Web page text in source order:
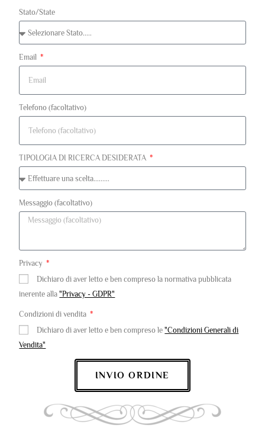
Stato/State
Email
Telefono (facoltativo)
TIPOLOGIA DI RICERCA DESIDERATA
Messaggio (facoltativo)
Privacy
Dichiaro di aver letto e ben compreso la normativa pubblicata
inerente alla"Privacy - GDPR"
Condizioni di vendita
Dichiaro di aver letto e ben compreso le"Condizioni Generali di
Vendita"
INVIO ORDINE